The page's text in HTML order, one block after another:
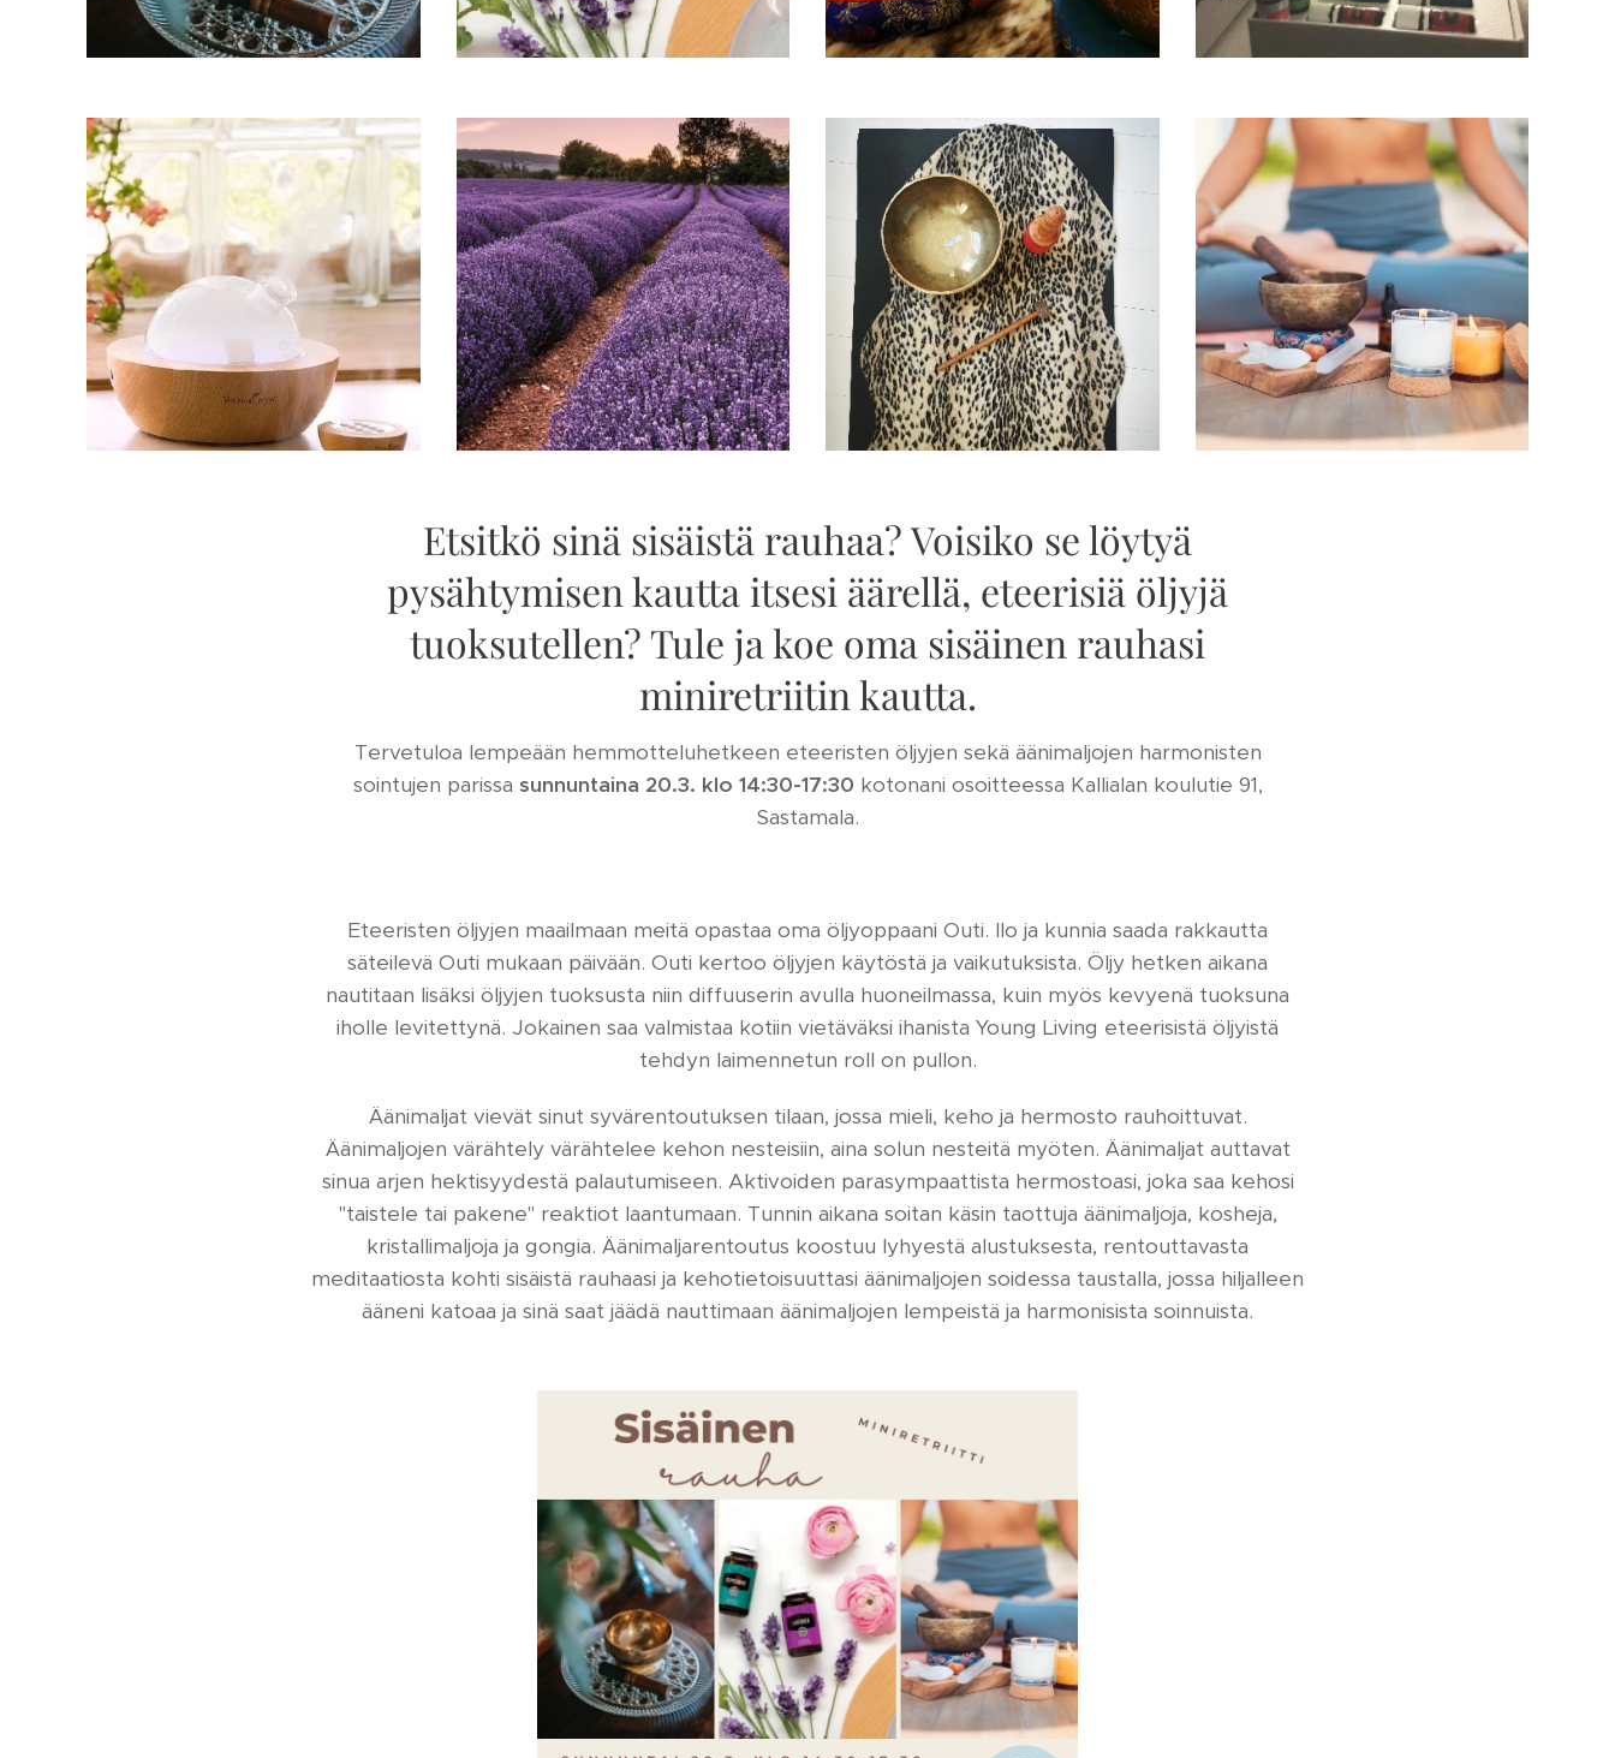
Etsitkö sinä sisäistä rauhaa? Voisiko se löytyä
pysähtymisen kautta itsesi äärellä, eteerisiä öljyjä
tuoksutellen? Tule ja koe oma sisäinen rauhasi
miniretriitin kautta.
Tervetuloa lempeään hemmotteluhetkeen eteeristen öljyjen sekä äänimaljojen harmonisten
sointujen parissa sunnuntaina 20.3. klo 14:30-17:30 kotonani osoitteessa Kallialan koulutie 91,
Sastamala.
Eteeristen öljyjen maailmaan meitä opastaa oma öljyoppaani Outi. Ilo ja kunnia saada rakkautta
säteilevä Outi mukaan päivään. Outi kertoo öljyjen käytöstä ja vaikutuksista. Öljy hetken aikana
nautitaan lisäksi öljyjen tuoksusta niin diffuuserin avulla huoneilmassa, kuin myös kevyenä tuoksuna
iholle levitettynä. Jokainen saa valmistaa kotiin vietäväksi ihanista Young Living eteerisistä öljyistä
tehdyn laimennetun roll on pullon.
Äänimaljat vievät sinut syvärentoutuksen tilaan, jossa mieli, keho ja hermosto rauhoittuvat.
Äänimaljojen värähtely värähtelee kehon nesteisiin, aina solun nesteitä myöten. Äänimaljat auttavat
sinua arjen hektisyydestä palautumiseen. Aktivoiden parasympaattista hermostoasi, joka saa kehosi
"taistele tai pakene" reaktiot laantumaan. Tunnin aikana soitan käsin taottuja äänimaljoja, kosheja,
kristallimaljoja ja gongia. Äänimaljarentoutus koostuu lyhyestä alustuksesta, rentouttavasta
meditaatiosta kohti sisäistä rauhaasi ja kehotietoisuuttasi äänimaljojen soidessa taustalla, jossa hiljalleen
ääneni katoaa ja sinä saat jäädä nauttimaan äänimaljojen lempeistä ja harmonisista soinnuista.